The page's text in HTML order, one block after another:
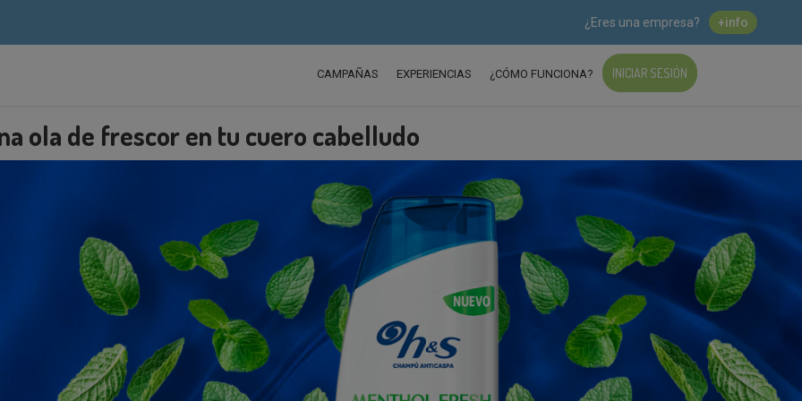
¿Eres una empresa? +info
CAMPAÑAS EXPERIENCIAS ¿CÓMO FUNCIONA? INICIAR SESIÓN
ola de frescor en tu cuero cabelludo